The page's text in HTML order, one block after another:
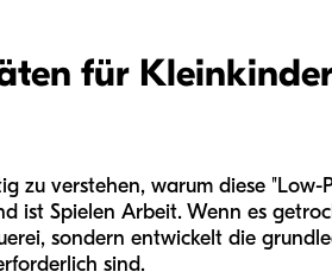
für
zu verstehen, warum diese
ist Spielen Arbeit. Wenn es
sondern entwickelt die
sind.